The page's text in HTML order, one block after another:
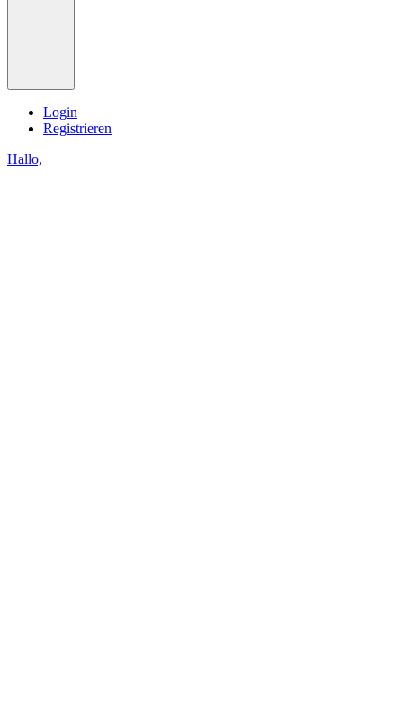
Login
Registrieren
Hallo,